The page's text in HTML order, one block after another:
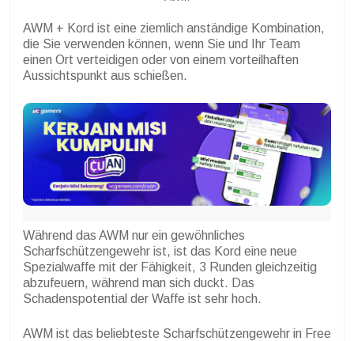
AWM + Kord ist eine ziemlich anständige Kombination,
die Sie verwenden können, wenn Sie und Ihr Team
einen Ort verteidigen oder von einem vorteilhaften
Aussichtspunkt aus schießen.
Während das AWM nur ein gewöhnliches
Scharfschützengewehr ist, ist das Kord eine neue
Spezialwaffe mit der Fähigkeit, 3 Runden gleichzeitig
abzufeuern, während man sich duckt. Das
Schadenspotential der Waffe ist sehr hoch.
AWM ist das beliebteste Scharfschützengewehr in Free